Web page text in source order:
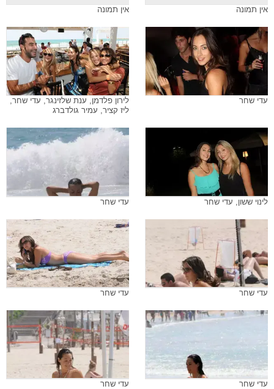
אין תמונה אין תמונה
עדי שחר
לירון פלדמן, ענת שלזינגר, עדי שחר,
ליז קציר, עמיר גולדברג
לינוי ששון, עדי שחר עדי שחר
עדי שחר עדי שחר
עדי שחר עדי שחר